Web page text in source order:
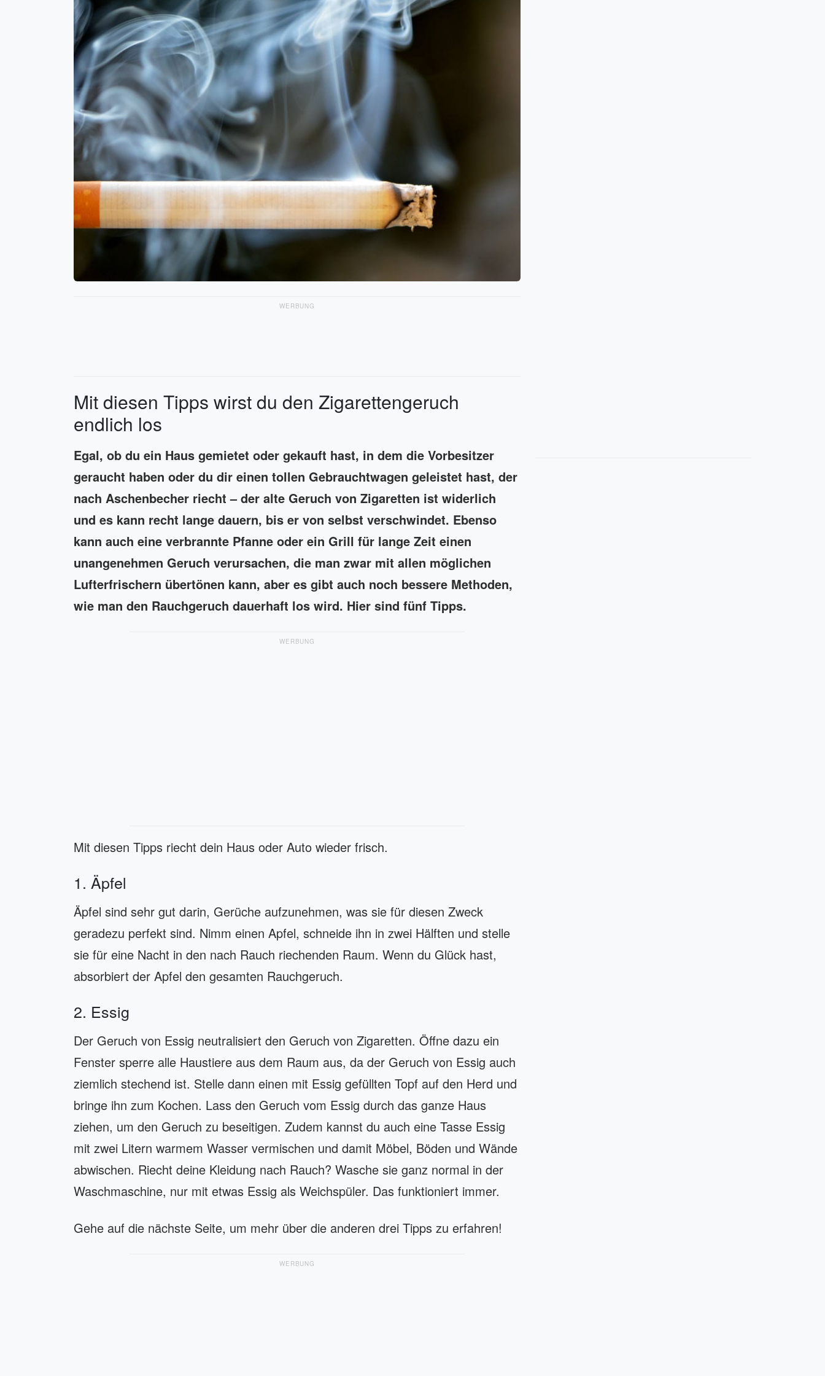
WERBUNG
Mit diesen Tipps wirst du den Zigarettengeruch
endlich los
Egal, ob du ein Haus gemietet oder gekauft hast, in dem die Vorbesitzer
geraucht haben oder du dir einen tollen Gebrauchtwagen geleistet hast, der
nach Aschenbecher riecht – der alte Geruch von Zigaretten ist widerlich
und es kann recht lange dauern, bis er von selbst verschwindet. Ebenso
kann auch eine verbrannte Pfanne oder ein Grill für lange Zeit einen
unangenehmen Geruch verursachen, die man zwar mit allen möglichen
Lufterfrischern übertönen kann, aber es gibt auch noch bessere Methoden,
wie man den Rauchgeruch dauerhaft los wird. Hier sind fünf Tipps.
WERBUNG
Mit diesen Tipps riecht dein Haus oder Auto wieder frisch.
1. Äpfel
Äpfel sind sehr gut darin, Gerüche aufzunehmen, was sie für diesen Zweck
geradezu perfekt sind. Nimm einen Apfel, schneide ihn in zwei Hälften und stelle
sie für eine Nacht in den nach Rauch riechenden Raum. Wenn du Glück hast,
absorbiert der Apfel den gesamten Rauchgeruch.
2. Essig
Der Geruch von Essig neutralisiert den Geruch von Zigaretten. Öffne dazu ein
Fenster sperre alle Haustiere aus dem Raum aus, da der Geruch von Essig auch
ziemlich stechend ist. Stelle dann einen mit Essig gefüllten Topf auf den Herd und
bringe ihn zum Kochen. Lass den Geruch vom Essig durch das ganze Haus
ziehen, um den Geruch zu beseitigen. Zudem kannst du auch eine Tasse Essig
mit zwei Litern warmem Wasser vermischen und damit Möbel, Böden und Wände
abwischen. Riecht deine Kleidung nach Rauch? Wasche sie ganz normal in der
Waschmaschine, nur mit etwas Essig als Weichspüler. Das funktioniert immer.
Gehe auf die nächste Seite, um mehr über die anderen drei Tipps zu erfahren!
WERBUNG